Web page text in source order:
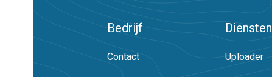
Bedrijf
Contact
Diensten
Uploader